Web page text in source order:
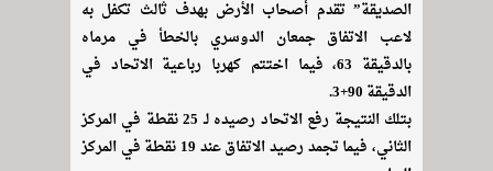
الصديقة” تقدم أصحاب الأرض بهدف ثالث تكفل به
لاعب الاتفاق جمعان الدوسري بالخطأ في مرماه
بالدقيقة 63، فيما اختتم كهربا رباعية الاتحاد في
الدقيقة 90+3.
بتلك النتيجة رفع الاتحاد رصيده لـ 25 نقطة في المركز
الثاني، فيما تجمد رصيد الاتفاق عند 19 نقطة في المركز